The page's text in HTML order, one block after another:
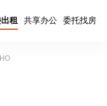
租 共享办公 委托找房